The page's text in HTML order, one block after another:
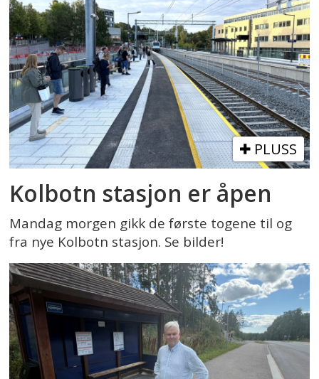
PLUSS
Kolbotn stasjon er åpen
Mandag morgen gikk de første togene til og
fra nye Kolbotn stasjon. Se bilder!